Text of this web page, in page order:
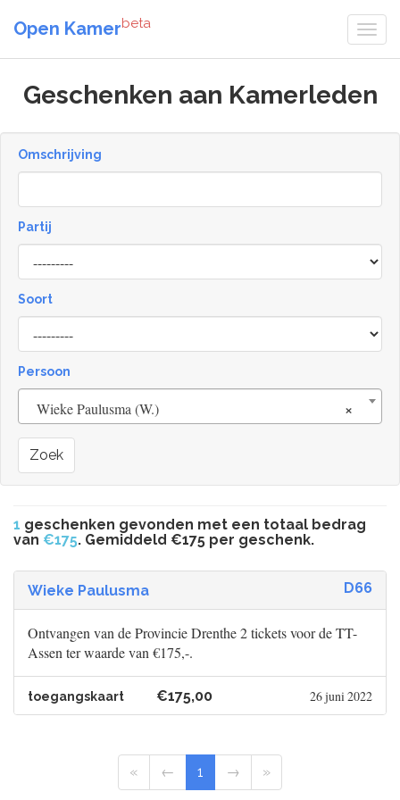
Open Kamerbeta
Geschenken aan Kamerleden
Omschrijving
Partij
Soort
Type
Persoon
×
Wieke Paulusma (W.)
Zoek
1 geschenken gevonden met een totaal bedrag
van €175. Gemiddeld €175 per geschenk.
Wieke Paulusma D66
Ontvangen van de Provincie Drenthe 2 tickets voor de TT-
Assen ter waarde van €175,-.
toegangskaart €175,00 26 juni 2022
« ← 1 → »